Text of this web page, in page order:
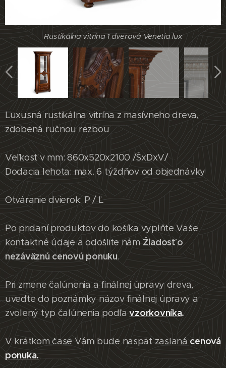
Rustikálna vitrína 1 dverová Venetia lux
Rustikálna vitrína 1 dverová Venetia lux
Rustikálna vitrína 1 dverová Venetia lux
Rustikálna vitrína 1 dverová Venetia lux
Luxusná rustikálna vitrína z masívneho dreva,
zdobená ručnou rezbou
Veľkosť v mm: 860x520x2100 /ŠxDxV/
Dodacia lehota: max. 6 týždňov od objednávky
Otváranie dvierok: P / Ľ
Po pridaní produktov do košíka vyplňte Vaše
kontaktné údaje a odošlite námŽiadosť o
nezáväznú cenovú ponuku.
Pri zmene čalúnenia a finálnej úpravy dreva,
uveďte do poznámky názov finálnej úpravy a
zvolený typ čalúnenia podľavzorkovníka.
V krátkom čase Vám bude naspäť zaslaná cenová
ponuka.